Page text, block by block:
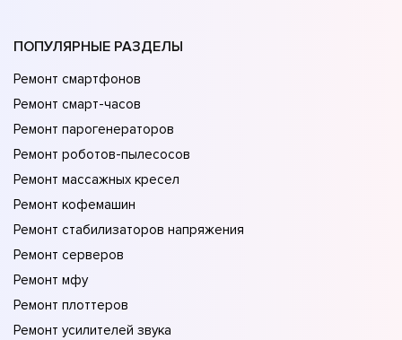
ПОПУЛЯРНЫЕ РАЗДЕЛЫ
Ремонт смартфонов
Ремонт смарт-часов
Ремонт парогенераторов
Ремонт роботов-пылесосов
Ремонт массажных кресел
Ремонт кофемашин
Ремонт стабилизаторов напряжения
Ремонт серверов
Ремонт мфу
Ремонт плоттеров
Ремонт усилителей звука